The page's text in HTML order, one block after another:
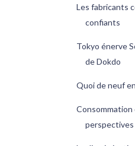
Les fabricants
confiants
Tokyo énerve
de Dokdo
Quoi de neuf
Consommation
perspectives